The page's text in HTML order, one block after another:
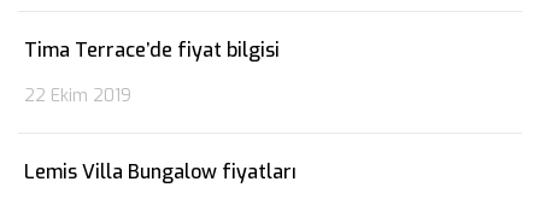
Tima Terrace’de fiyat bilgisi
22 Ekim 2019
Lemis Villa Bungalow fiyatları